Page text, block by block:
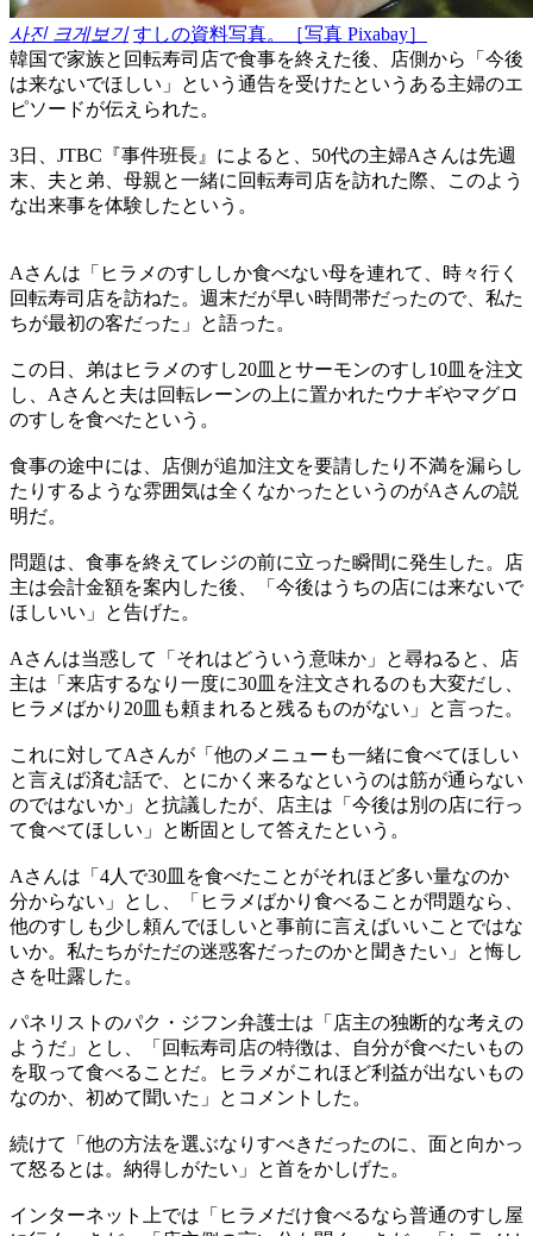
사진 크게보기 すしの資料写真。［写真 Pixabay］
韓国で家族と回転寿司店で食事を終えた後、店側から「今後
は来ないでほしい」という通告を受けたというある主婦のエ
ピソードが伝えられた。
3日、JTBC『事件班長』によると、50代の主婦Aさんは先週
末、夫と弟、母親と一緒に回転寿司店を訪れた際、このよう
な出来事を体験したという。
Aさんは「ヒラメのすししか食べない母を連れて、時々行く
回転寿司店を訪ねた。週末だが早い時間帯だったので、私た
ちが最初の客だった」と語った。
この日、弟はヒラメのすし20皿とサーモンのすし10皿を注文
し、Aさんと夫は回転レーンの上に置かれたウナギやマグロ
のすしを食べたという。
食事の途中には、店側が追加注文を要請したり不満を漏らし
たりするような雰囲気は全くなかったというのがAさんの説
明だ。
問題は、食事を終えてレジの前に立った瞬間に発生した。店
主は会計金額を案内した後、「今後はうちの店には来ないで
ほしいい」と告げた。
Aさんは当惑して「それはどういう意味か」と尋ねると、店
主は「来店するなり一度に30皿を注文されるのも大変だし、
ヒラメばかり20皿も頼まれると残るものがない」と言った。
これに対してAさんが「他のメニューも一緒に食べてほしい
と言えば済む話で、とにかく来るなというのは筋が通らない
のではないか」と抗議したが、店主は「今後は別の店に行っ
て食べてほしい」と断固として答えたという。
Aさんは「4人で30皿を食べたことがそれほど多い量なのか
分からない」とし、「ヒラメばかり食べることが問題なら、
他のすしも少し頼んでほしいと事前に言えばいいことではな
いか。私たちがただの迷惑客だったのかと聞きたい」と悔し
さを吐露した。
パネリストのパク・ジフン弁護士は「店主の独断的な考えの
ようだ」とし、「回転寿司店の特徴は、自分が食べたいもの
を取って食べることだ。ヒラメがこれほど利益が出ないもの
なのか、初めて聞いた」とコメントした。
続けて「他の方法を選ぶなりすべきだったのに、面と向かっ
て怒るとは。納得しがたい」と首をかしげた。
インターネット上では「ヒラメだけ食べるなら普通のすし屋